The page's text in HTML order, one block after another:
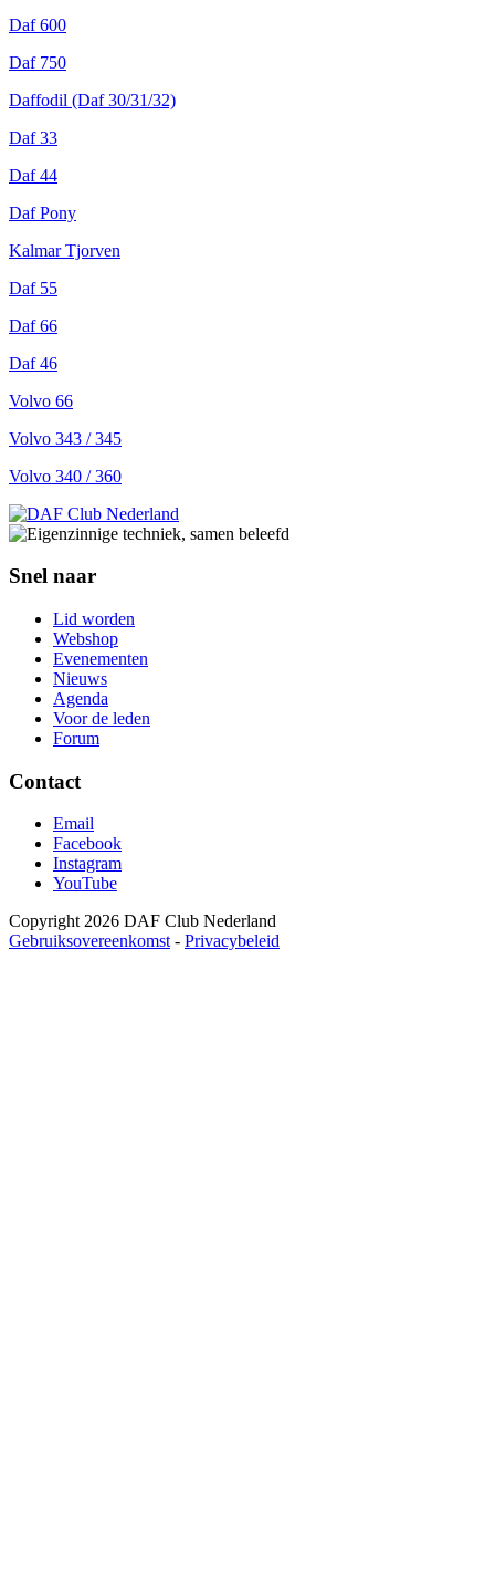
Daf 600
Daf 750
Daffodil (Daf 30/31/32)
Daf 33
Daf 44
Daf Pony
Kalmar Tjorven
Daf 55
Daf 66
Daf 46
Volvo 66
Volvo 343 / 345
Volvo 340 / 360
Snel naar
Lid worden
Webshop
Evenementen
Nieuws
Agenda
Voor de leden
Forum
Contact
Email
Facebook
Instagram
YouTube
Copyright 2026 DAF Club Nederland
Gebruiksovereenkomst - Privacybeleid